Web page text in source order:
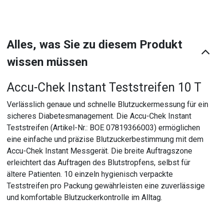
Alles, was Sie zu diesem Produkt
wissen müssen
Accu-Chek Instant Teststreifen 10 T
Verlässlich genaue und schnelle Blutzuckermessung für ein
sicheres Diabetesmanagement. Die Accu-Chek Instant
Teststreifen (Artikel-Nr.: BOE 07819366003) ermöglichen
eine einfache und präzise Blutzuckerbestimmung mit dem
Accu-Chek Instant Messgerät. Die breite Auftragszone
erleichtert das Auftragen des Blutstropfens, selbst für
ältere Patienten. 10 einzeln hygienisch verpackte
Teststreifen pro Packung gewährleisten eine zuverlässige
und komfortable Blutzuckerkontrolle im Alltag.